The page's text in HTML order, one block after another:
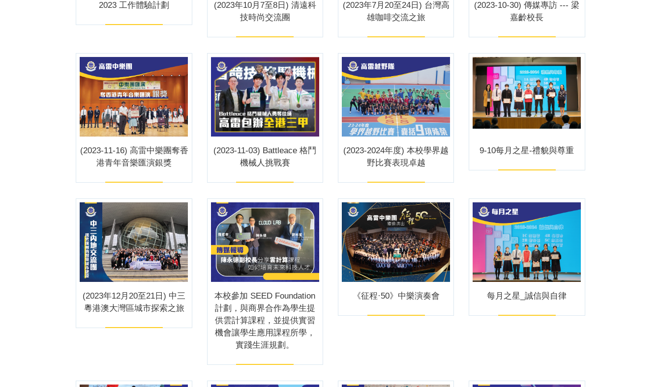
2023 工作體驗計劃
(2023年10月7至8日) 清遠科
技時尚交流團
(2023年7月20至24日) 台灣高
雄咖啡交流之旅
(2023-10-30) 傳媒專訪 --- 梁
嘉齡校長
(2023-11-16) 高雷中樂團奪香
港青年音樂匯演銀獎
(2023-11-03) Battleace 格鬥
機械人挑戰賽
(2023-2024年度) 本校學界越
野比賽表現卓越
9-10每月之星-禮貌與尊重
(2023年12月20至21日) 中三
粵港澳大灣區城市探索之旅
本校參加 SEED Foundation
計劃，與商界合作為學生提
供雲計算課程，並提供實習
機會讓學生應用課程所學，
實踐生涯規劃。
《征程·50》中樂演奏會 每月之星_誠信與自律